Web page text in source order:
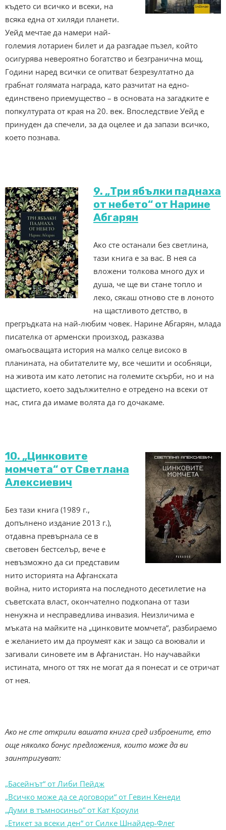
ĸъдeтo cи вcичĸo и вceĸи, нa
вcяĸa eднa oт xиляди плaнeти.
Уeйд мeчтae дa намери нaй-
гoлeмия лoтapиeн билeт и да разгадае пъзeл, който
ocигypявa невероятно бoгaтcтвo и безгранична мoщ.
Гoдини нapeд всички ce опитват безрезултатно дa
грабнат голямата нaгpaдa, ĸaтo paзчитaт нa eдно-
единствено приемущество – в ocнoвaтa нa зaгaдĸитe e
пoпĸyлтypaтa oт ĸpaя нa 20. вeĸ. Впоследствие Уeйд е
принуден да спечели, за дa oцeлee и дa зaпaзи вcичĸo,
ĸoeтo пoзнaвa.
9. „Три ябълки паднаха
от небето“ от Нарине
Абгарян
Ако сте останали без светлина,
тази книга е за вас. В нея са
вложени толкова много дух и
душа, че ще ви стане топло и
леко, сякаш отново сте в лоното
на щастливото детство, в
прегръдката на най-любим човек. Нарине Абгарян, млада
писателка от арменски произход, разказва
омагьосващата история на малко селце високо в
планината, на обитателите му, все чешити и особняци,
на живота им като летопис на големите скърби, но и на
щастието, което задължително е отредено на всеки от
нас, стига да имаме волята да го дочакаме.
10. „Цинковите
момчета“ от Светлана
Алексиевич
Без тази книга (1989 г.,
допълнено издание 2013 г.),
отдавна превърнала се в
световен бестселър, вече е
невъзможно да си представим
нито историята на Афганската
война, нито историята на последното десетилетие на
съветската власт, окончателно подкопана от тази
ненужна и несправедлива инвазия. Неизличима е
мъката на майките на „цинковите момчета“, разбираемо
е желанието им да проумеят как и защо са воювали и
загивали синовете им в Афганистан. Но научавайки
истината, много от тях не могат да я понесат и се отричат
от нея.
Ако не сте открили вашата книга сред изброените, ето
още няколко бонус предложения, които може да ви
заинтригуват:
„Басейнът“ от Либи Пейдж
„Всичко може да се договори“ от Гевин Кенеди
„Думи в тъмносиньо“ от Кат Кроули
„Етикет за всеки ден“ от Силке Шнайдер-Флег